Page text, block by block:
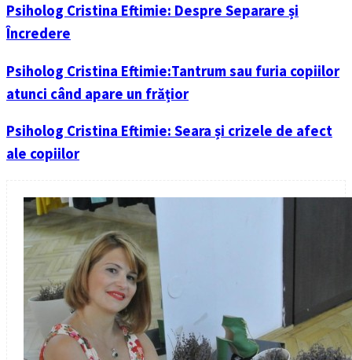
Psiholog Cristina Eftimie: Despre Separare și
Încredere
Psiholog Cristina Eftimie:Tantrum sau furia copiilor
atunci când apare un frățior
Psiholog Cristina Eftimie: Seara și crizele de afect
ale copiilor